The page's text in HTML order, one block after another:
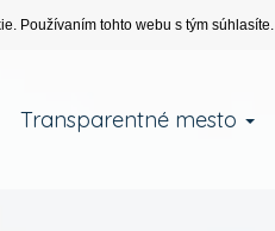
Používaním tohto webu s tým súhlasíte.
Transparentné mesto